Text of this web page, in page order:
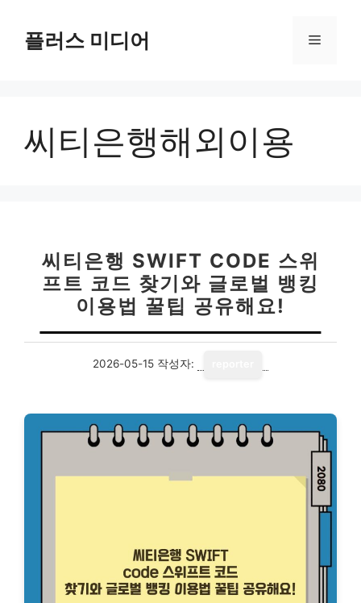
플러스 미디어 메
씨티은행해외이용
씨티은행 SWIFT CODE 스위
프트 코드 찾기와 글로벌 뱅킹
이용법 꿀팁 공유해요!
2026-05-15 작성자: